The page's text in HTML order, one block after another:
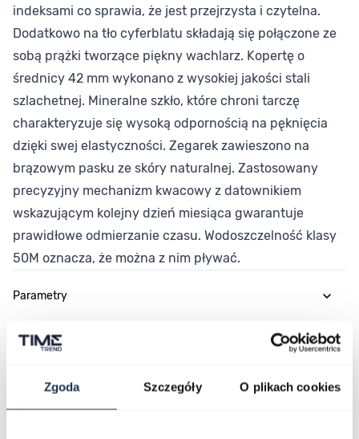
Zgoda Szczegóły O plikach cookies
indeksami co sprawia, że jest przejrzysta i czytelna.
Dodatkowo na tło cyferblatu składają się połączone ze
sobą prążki tworzące piękny wachlarz. Kopertę o
średnicy 42 mm wykonano z wysokiej jakości stali
szlachetnej. Mineralne szkło, które chroni tarczę
charakteryzuje się wysoką odpornością na pęknięcia
dzięki swej elastyczności. Zegarek zawieszono na
brązowym pasku ze skóry naturalnej. Zastosowany
precyzyjny mechanizm kwacowy z datownikiem
wskazującym kolejny dzień miesiąca gwarantuje
prawidłowe odmierzanie czasu. Wodoszczelność klasy
50M oznacza, że można z nim pływać.
Parametry
O marce